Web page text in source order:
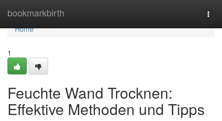
bookmarkbirth
Home
Home
1
Feuchte Wand Trocknen:
Effektive Methoden und Tipps